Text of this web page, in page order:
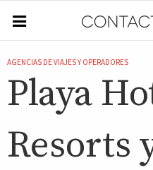
AGENCIAS DE VIAJES Y OPERADORES
Playa
Resorts